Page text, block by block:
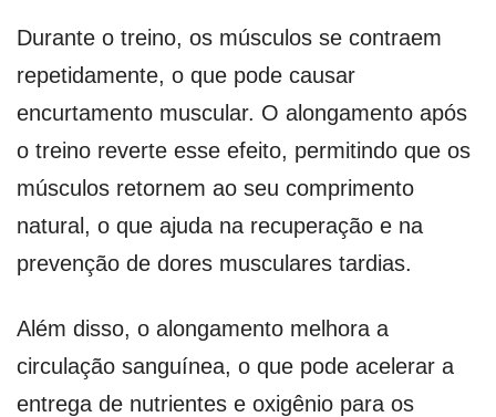
Durante o treino, os músculos se contraem
repetidamente, o que pode causar
encurtamento muscular. O alongamento após
o treino reverte esse efeito, permitindo que os
músculos retornem ao seu comprimento
natural, o que ajuda na recuperação e na
prevenção de dores musculares tardias.
Além disso, o alongamento melhora a
circulação sanguínea, o que pode acelerar a
entrega de nutrientes e oxigênio para os